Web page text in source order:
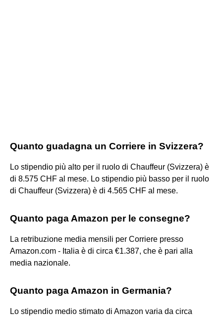
Quanto guadagna un Corriere in Svizzera?
Lo stipendio più alto per il ruolo di Chauffeur (Svizzera) è
di 8.575 CHF al mese. Lo stipendio più basso per il ruolo
di Chauffeur (Svizzera) è di 4.565 CHF al mese.
Quanto paga Amazon per le consegne?
La retribuzione media mensili per Corriere presso
Amazon.com - Italia è di circa €1.387, che è pari alla
media nazionale.
Quanto paga Amazon in Germania?
Lo stipendio medio stimato di Amazon varia da circa